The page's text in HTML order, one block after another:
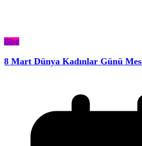
Blog
8 Mart Dünya Kadınlar Günü